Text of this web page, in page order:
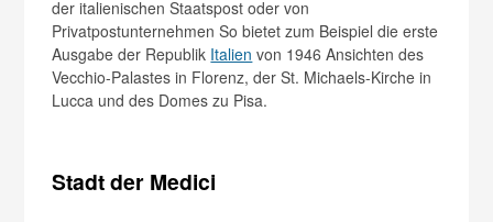
der italienischen Staatspost oder von
Privatpostunternehmen So bietet zum Beispiel die erste
Ausgabe der Republik Italien von 1946 Ansichten des
Vecchio-Palastes in Florenz, der St. Michaels-Kirche in
Lucca und des Domes zu Pisa.
Stadt der Medici